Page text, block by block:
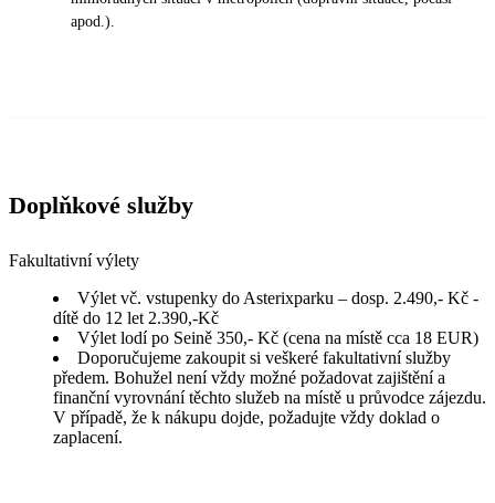
apod.).
Doplňkové služby
Fakultativní výlety
Výlet vč. vstupenky do Asterixparku – dosp. 2.490,- Kč -
dítě do 12 let 2.390,-Kč
Výlet lodí po Seině 350,- Kč (cena na místě cca 18 EUR)
Doporučujeme zakoupit si veškeré fakultativní služby
předem. Bohužel není vždy možné požadovat zajištění a
finanční vyrovnání těchto služeb na místě u průvodce zájezdu.
V případě, že k nákupu dojde, požadujte vždy doklad o
zaplacení.